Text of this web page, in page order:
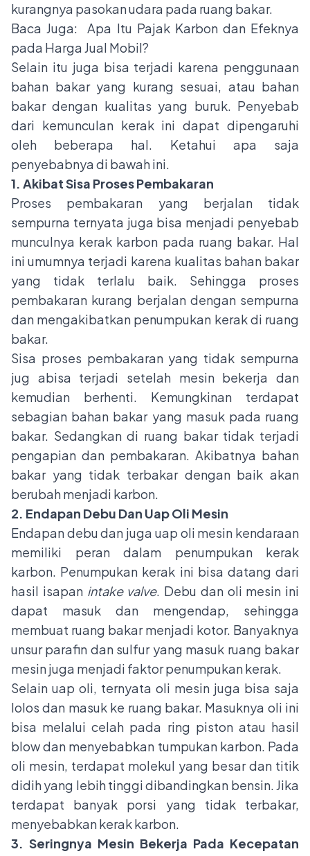
kurangnya pasokan udara pada ruang bakar.
Baca Juga:Apa Itu Pajak Karbon dan Efeknya
pada Harga Jual Mobil?
Selain itu juga bisa terjadi karena penggunaan
bahan bakar yang kurang sesuai, atau bahan
bakar dengan kualitas yang buruk. Penyebab
dari kemunculan kerak ini dapat dipengaruhi
oleh beberapa hal. Ketahui apa saja
penyebabnya di bawah ini.
1. Akibat Sisa Proses Pembakaran
Proses pembakaran yang berjalan tidak
sempurna ternyata juga bisa menjadi penyebab
munculnya kerak karbon pada ruang bakar. Hal
ini umumnya terjadi karena kualitas bahan bakar
yang tidak terlalu baik. Sehingga proses
pembakaran kurang berjalan dengan sempurna
dan mengakibatkan penumpukan kerak di ruang
bakar.
Sisa proses pembakaran yang tidak sempurna
jug abisa terjadi setelah mesin bekerja dan
kemudian berhenti. Kemungkinan terdapat
sebagian bahan bakar yang masuk pada ruang
bakar. Sedangkan di ruang bakar tidak terjadi
pengapian dan pembakaran. Akibatnya bahan
bakar yang tidak terbakar dengan baik akan
berubah menjadi karbon.
2. Endapan Debu Dan Uap Oli Mesin
Endapan debu dan juga uap oli mesin kendaraan
memiliki peran dalam penumpukan kerak
karbon. Penumpukan kerak ini bisa datang dari
hasil isapan intake valve. Debu dan oli mesin ini
dapat masuk dan mengendap, sehingga
membuat ruang bakar menjadi kotor. Banyaknya
unsur parafin dan sulfur yang masuk ruang bakar
mesin juga menjadi faktor penumpukan kerak.
Selain uap oli, ternyata oli mesin juga bisa saja
lolos dan masuk ke ruang bakar. Masuknya oli ini
bisa melalui celah pada ring piston atau hasil
blow dan menyebabkan tumpukan karbon. Pada
oli mesin, terdapat molekul yang besar dan titik
didih yang lebih tinggi dibandingkan bensin. Jika
terdapat banyak porsi yang tidak terbakar,
menyebabkan kerak karbon.
3. Seringnya Mesin Bekerja Pada Kecepatan